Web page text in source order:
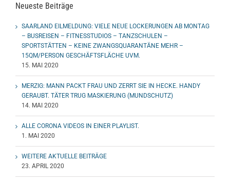
Neueste Beiträge
SAARLAND EILMELDUNG: VIELE NEUE LOCKERUNGEN AB MONTAG
– BUSREISEN – FITNESSTUDIOS – TANZSCHULEN –
SPORTSTÄTTEN – KEINE ZWANGSQUARANTÄNE MEHR –
15QM/PERSON GESCHÄFTSFLÄCHE UVM.
15. MAI 2020
MERZIG: MANN PACKT FRAU UND ZERRT SIE IN HECKE. HANDY
GERAUBT. TÄTER TRUG MASKIERUNG (MUNDSCHUTZ)
14. MAI 2020
ALLE CORONA VIDEOS IN EINER PLAYLIST.
1. MAI 2020
WEITERE AKTUELLE BEITRÄGE
23. APRIL 2020